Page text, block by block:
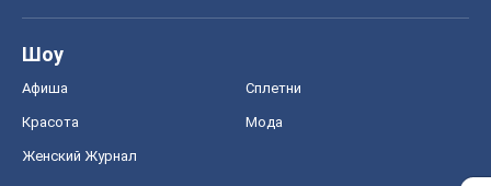
Шоу
Афиша Сплетни
Красота Мода
Женский Журнал